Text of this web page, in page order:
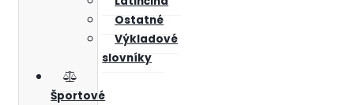
Ostatné
Výkladové
slovníky
Športové